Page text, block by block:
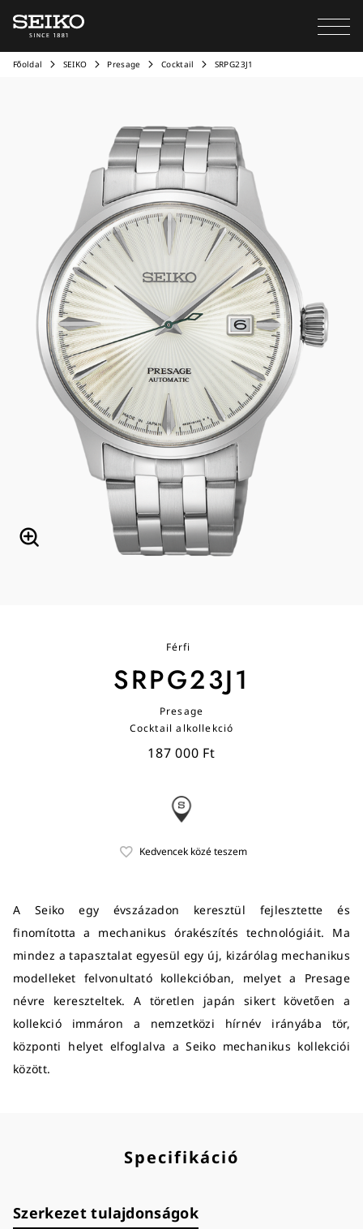
Főoldal SEIKO Presage Cocktail SRPG23J1
Férfi
SRPG23J1
Presage
Cocktail alkollekció
187 000 Ft
A Seiko egy évszázadon keresztül fejlesztette és
finomította a mechanikus órakészítés technológiáit. Ma
mindez a tapasztalat egyesül egy új, kizárólag mechanikus
modelleket felvonultató kollekcióban, melyet a Presage
névre kereszteltek. A töretlen japán sikert követően a
kollekció immáron a nemzetközi hírnév irányába tör,
központi helyet elfoglalva a Seiko mechanikus kollekciói
között.
Specifikáció
Szerkezet tulajdonságok